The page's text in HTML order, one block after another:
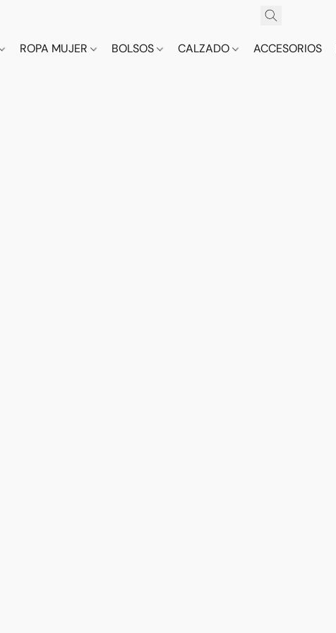
ROPA MUJER BOLSOS CALZADO ACCESORIOS